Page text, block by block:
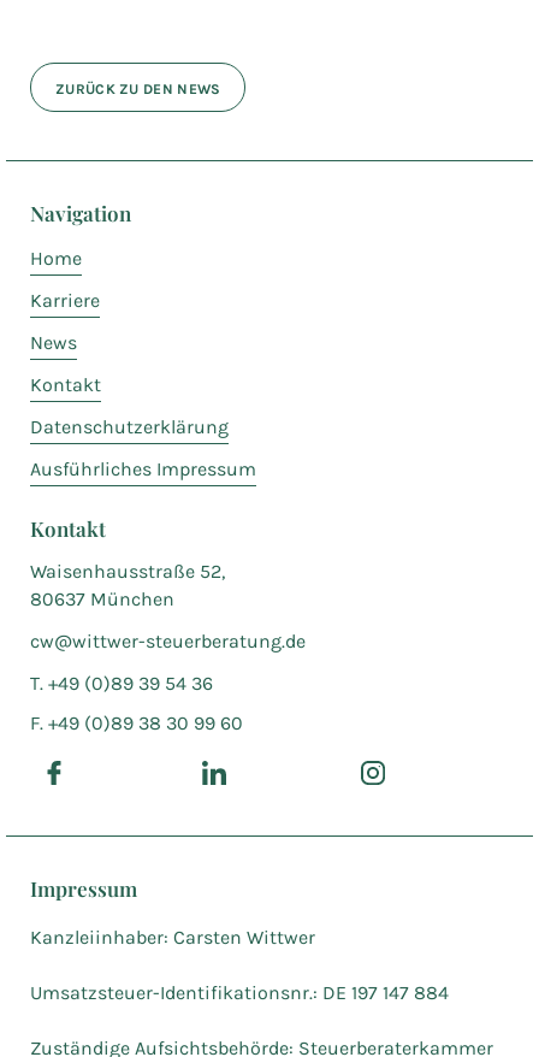
ZURÜCK ZU DEN NEWS
Navigation
Home
Karriere
News
Kontakt
Datenschutzerklärung
Ausführliches Impressum
Kontakt
Waisenhausstraße 52,
80637 München
cw@wittwer-steuerberatung.de
T. +49 (0)89 39 54 36
F. +49 (0)89 38 30 99 60
Impressum
Kanzleiinhaber: Carsten Wittwer
Umsatzsteuer-Identifikationsnr.: DE 197 147 884
Zuständige Aufsichtsbehörde: Steuerberaterkammer